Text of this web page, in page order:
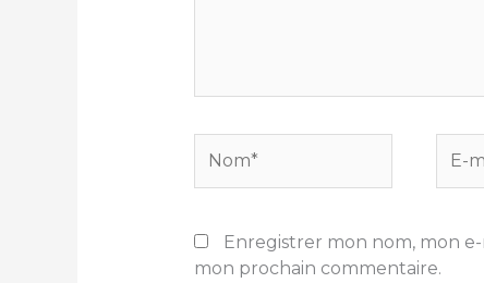
mail*
Enregistrer mon nom, mon
mon prochain commentaire.